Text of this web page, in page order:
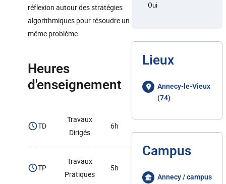
réflexion autour des stratégies
algorithmiques pour résoudre un
même problème.
Heures
d'enseignement
TD
Travaux
Dirigés
6h
TP
Travaux
Pratiques
5h
Oui
Lieux
Annecy-le-Vieux
(74)
Campus
Annecy / campus